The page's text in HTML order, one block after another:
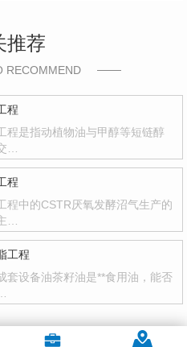
推荐
RECOMMEND
程
程是指动植物油与甲醇等短链醇
…
程
程中的CSTR厌氧发酵沼气生产的
…
工程
套设备油茶籽油是**食用油，能否